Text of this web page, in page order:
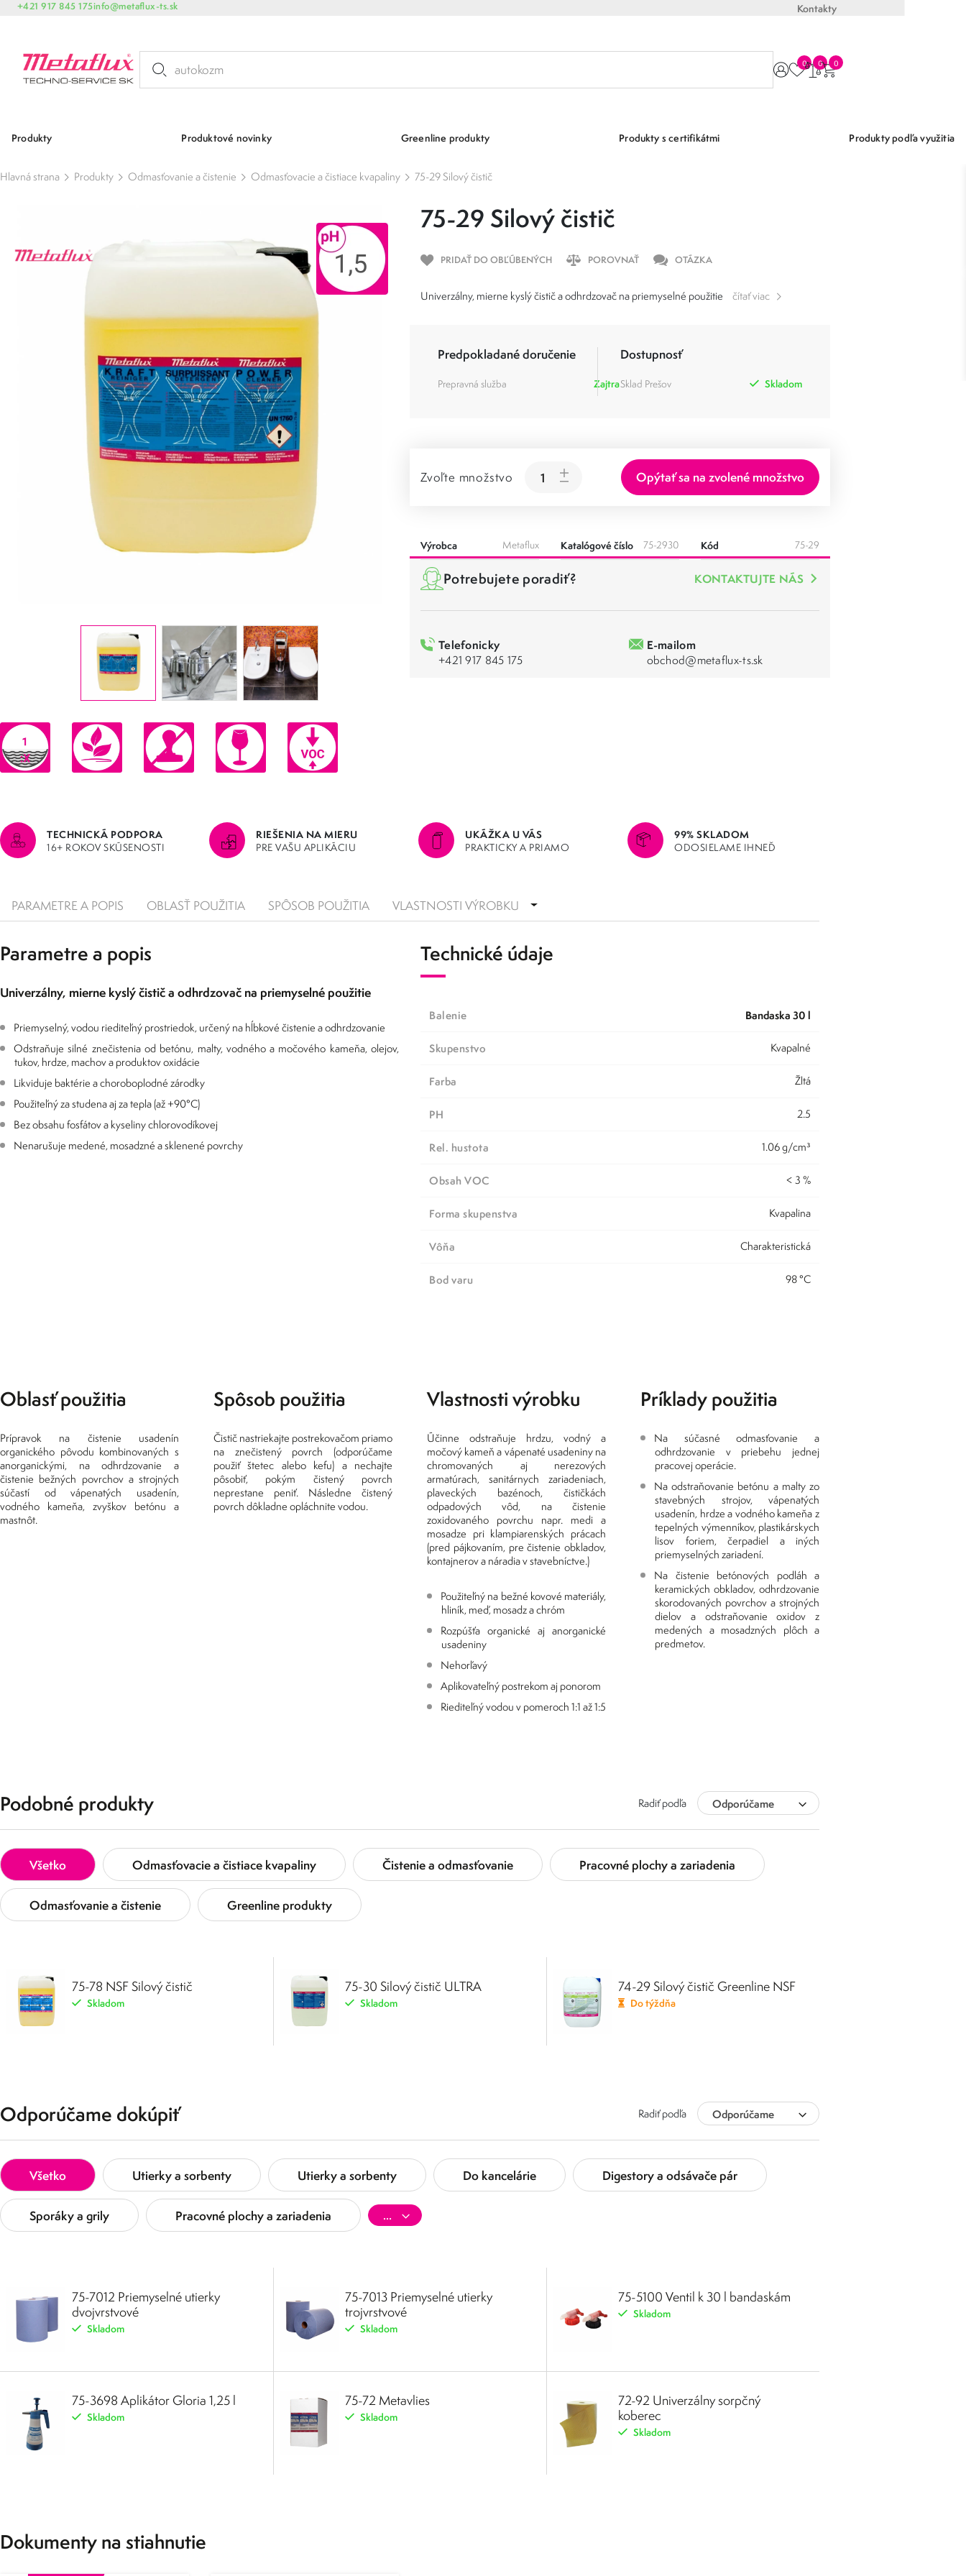
+421 917 845 175info@metaflux-ts.sk Kontakty
0 0 0
Produkty Produktové novinky Greenline produkty Produkty s certifikátmi Produkty podľa využitia
Hlavná strana Produkty Odmasťovanie a čistenie Odmasťovacie a čistiace kvapaliny 75-29 Silový čistič
75-29 Silový čistič
PRIDAŤ DO OBĽÚBENÝCH POROVNAŤ OTÁZKA
Univerzálny, mierne kyslý čistič a odhrdzovač na priemyselné použitie čítať viac
Predpokladané doručenie
Prepravná služba Zajtra
Dostupnosť
Sklad Prešov Skladom
Zvoľte množstvo Opýtať sa na zvolené množstvo
Výrobca Metaflux Katalógové číslo 75-2930 Kód 75-29
Potrebujete poradiť? KONTAKTUJTE NÁS
Telefonicky
+421 917 845 175
E-mailom
obchod@metaflux-ts.sk
TECHNICKÁ PODPORA
16+ ROKOV SKÚSENOSTI
RIEŠENIA NA MIERU
PRE VAŠU APLIKÁCIU
UKÁŽKA U VÁS
PRAKTICKY A PRIAMO
99% SKLADOM
ODOSIELAME IHNEĎ
PARAMETRE A POPIS OBLASŤ POUŽITIA SPÔSOB POUŽITIA VLASTNOSTI VÝROBKU
Parametre a popis
Univerzálny, mierne kyslý čistič a odhrdzovač na priemyselné použitie
Priemyselný, vodou riediteľný prostriedok, určený na hĺbkové čistenie a odhrdzovanie
Odstraňuje silné znečistenia od betónu, malty, vodného a močového kameňa, olejov,
tukov, hrdze, machov a produktov oxidácie
Likviduje baktérie a choroboplodné zárodky
Použiteľný za studena aj za tepla (až +90°C)
Bez obsahu fosfátov a kyseliny chlorovodíkovej
Nenarušuje medené, mosadzné a sklenené povrchy
Technické údaje
Balenie bandaska 30 l
Skupenstvo kvapalné
Farba žltá
pH 2.5
Rel. hustota 1.06 g/cm³
Obsah VOC < 3 %
Forma skupenstva kvapalina
Vôňa charakteristická
Bod varu 98 °C
Oblasť použitia
Prípravok na čistenie usadenín
organického pôvodu kombinovaných s
anorganickými, na odhrdzovanie a
čistenie bežných povrchov a strojných
súčastí od vápenatých usadenín,
vodného kameňa, zvyškov betónu a
mastnôt.
Spôsob použitia
Čistič nastriekajte postrekovačom priamo
na znečistený povrch (odporúčame
použiť štetec alebo kefu) a nechajte
pôsobiť, pokým čistený povrch
neprestane peniť. Následne čistený
povrch dôkladne opláchnite vodou.
Vlastnosti výrobku
Účinne odstraňuje hrdzu, vodný a
močový kameň a vápenaté usadeniny na
chromovaných aj nerezových
armatúrach, sanitárnych zariadeniach,
plaveckých bazénoch, čističkách
odpadových vôd, na čistenie
zoxidovaného povrchu napr. medi a
mosadze pri klampiarenských prácach
(pred pájkovaním, pre čistenie obkladov,
kontajnerov a náradia v stavebníctve.)
Použiteľný na bežné kovové materiály,
hliník, meď, mosadz a chróm
Rozpúšťa organické aj anorganické
usadeniny
Nehorľavý
Aplikovateľný postrekom aj ponorom
Riediteľný vodou v pomeroch 1:1 až 1:5
Príklady použitia
Na súčasné odmasťovanie a
odhrdzovanie v priebehu jednej
pracovej operácie.
Na odstraňovanie betónu a malty zo
stavebných strojov, vápenatých
usadenín, hrdze a vodného kameňa z
tepelných výmenníkov, plastikárskych
lisov foriem, čerpadiel a iných
priemyselných zariadení.
Na čistenie betónových podláh a
keramických obkladov, odhrdzovanie
skorodovaných povrchov a strojných
dielov a odstraňovanie oxidov z
medených a mosadzných plôch a
predmetov.
Podobné produkty Radiť podľa Odporúčame
Všetko Odmasťovacie a čistiace kvapaliny Čistenie a odmasťovanie Pracovné plochy a zariadenia
Odmasťovanie a čistenie Greenline produkty
75-78 NSF Silový čistič
Skladom
75-30 Silový čistič ULTRA
Skladom
74-29 Silový čistič Greenline NSF
Do týždňa
Odporúčame dokúpiť Radiť podľa Odporúčame
Všetko Utierky a sorbenty Utierky a sorbenty Do kancelárie Digestory a odsávače pár
Sporáky a grily Pracovné plochy a zariadenia
75-7012 Priemyselné utierky
dvojvrstvové
Skladom
75-7013 Priemyselné utierky
trojvrstvové
Skladom
75-5100 Ventil k 30 l bandaskám
Skladom
75-3698 Aplikátor Gloria 1,25 l
Skladom
75-72 Metavlies
Skladom
72-92 Univerzálny sorpčný
koberec
Skladom
Dokumenty na stiahnutie